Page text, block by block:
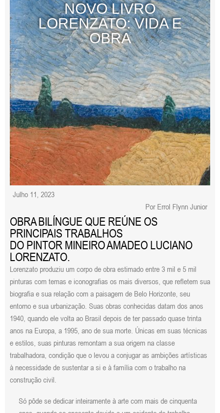
NOVO LIVRO
LORENZATO: VIDA E
OBRA
Julho 11, 2023
Por Errol Flynn Junior
OBRA BILÍNGUE QUE REÚNE OS
PRINCIPAIS TRABALHOS
DO PINTOR MINEIRO AMADEO LUCIANO
LORENZATO.
Lorenzato produziu um corpo de obra estimado entre 3 mil e 5 mil
pinturas com temas e iconografias os mais diversos, que refletem sua
biografia e sua relação com a paisagem de Belo Horizonte, seu
entorno e sua urbanização. Suas obras conhecidas datam dos anos
1940, quando ele volta ao Brasil depois de ter passado quase trinta
anos na Europa, a 1995, ano de sua morte. Únicas em suas técnicas
e estilos, suas pinturas remontam a sua origem na classe
trabalhadora, condição que o levou a conjugar as ambições artísticas
à necessidade de sustentar a si e à família com o trabalho na
construção civil.
Só pôde se dedicar inteiramente à arte com mais de cinquenta